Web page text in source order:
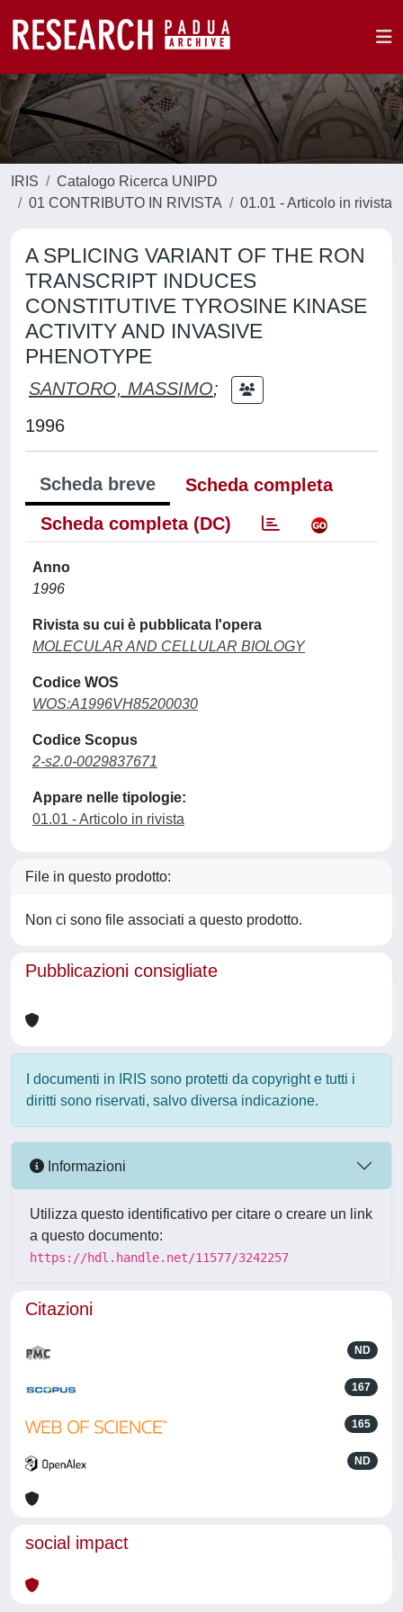
IRIS
Catalogo Ricerca UNIPD
01 CONTRIBUTO IN RIVISTA
01.01 - Articolo in rivista
A SPLICING VARIANT OF THE RON
TRANSCRIPT INDUCES
CONSTITUTIVE TYROSINE KINASE
ACTIVITY AND INVASIVE
PHENOTYPE
SANTORO, MASSIMO;
1996
Scheda breve
Scheda completa
Scheda completa (DC)
Anno
1996
Rivista su cui è pubblicata l'opera
MOLECULAR AND CELLULAR BIOLOGY
Codice WOS
WOS:A1996VH85200030
Codice Scopus
2-s2.0-0029837671
Appare nelle tipologie:
01.01 - Articolo in rivista
File in questo prodotto:
Non ci sono file associati a questo prodotto.
Pubblicazioni consigliate
I documenti in IRIS sono protetti da copyright e tutti i
diritti sono riservati, salvo diversa indicazione.
Informazioni
Utilizza questo identificativo per citare o creare un link
a questo documento:
https://hdl.handle.net/11577/3242257
Citazioni
ND
167
165
ND
social impact